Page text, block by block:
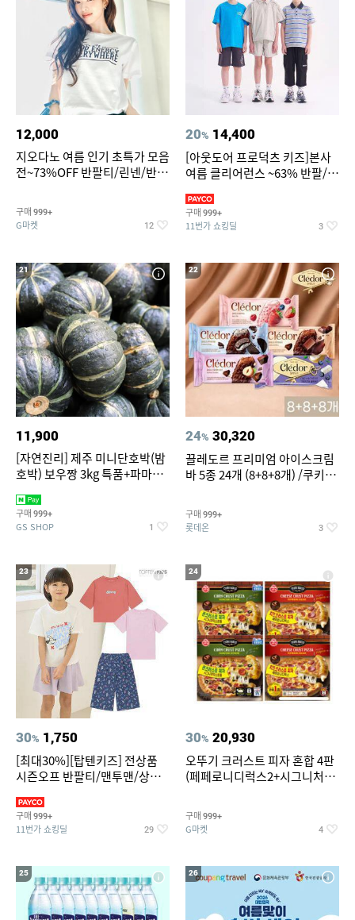
12,000
지오다노 여름 인기 초특가 모음
전~73%OFF 반팔티/린넨/반바
구매 999+
G마켓 12
20% 14,400
[아웃도어 프로덕츠 키즈]본사
여름 클리어런스 ~63% 반팔/반
구매 999+
11번가 쇼킹딜 3
21
11,900
[자연진리] 제주 미니단호박(밤
호박) 보우짱 3kg 특품+파마산
구매 999+
GS SHOP 1
22
24% 30,320
끌레도르 프리미엄 아이스크림
바 5종 24개 (8+8+8개) /쿠키앤
구매 999+
롯데온 3
23
30% 1,750
[최대30%][탑텐키즈] 전상품
시즌오프 반팔티/맨투맨/상하
구매 999+
11번가 쇼킹딜 29
24
30% 20,930
오뚜기 크러스트 피자 혼합 4판
(페페로니디럭스2+시그니처익
구매 999+
G마켓 4
25 26